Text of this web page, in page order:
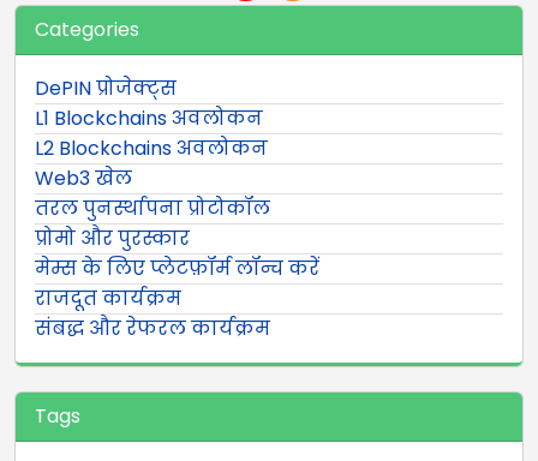
Categories
DePIN प्रोजेक्ट्स
L1 Blockchains अवलोकन
L2 Blockchains अवलोकन
Web3 खेल
तरल पुनर्स्थापना प्रोटोकॉल
प्रोमो और पुरस्कार
मेम्स के लिए प्लेटफ़ॉर्म लॉन्च करें
राजदूत कार्यक्रम
संबद्ध और रेफरल कार्यक्रम
Tags